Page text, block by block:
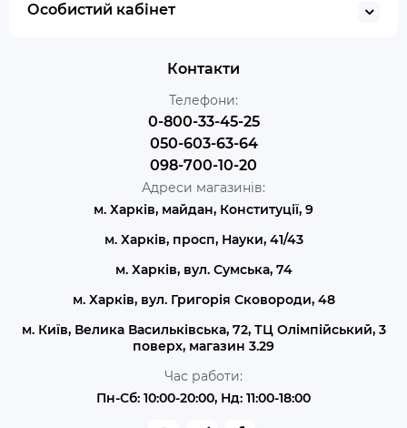
Особистий кабінет
Контакти
Телефони:
0-800-33-45-25
050-603-63-64
098-700-10-20
Адреси магазинів:
м. Харків, майдан, Конституції, 9
м. Харків, просп, Науки, 41/43
м. Харків, вул. Сумська, 74
м. Харків, вул. Григорія Сковороди, 48
м. Київ, Велика Васильківська, 72, ТЦ Олімпійський, 3
поверх, магазин 3.29
Час работи:
Пн-Сб: 10:00-20:00, Нд: 11:00-18:00